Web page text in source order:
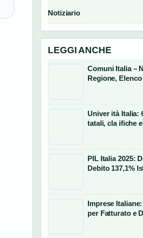
Notiziario
LEGGI ANCHE
Comuni Italia –
Regione,
Univer ità Italia:
tatali, cla ifiche
PIL Italia 2025:
Debito 137,1%
Imprese
per Fatturato e